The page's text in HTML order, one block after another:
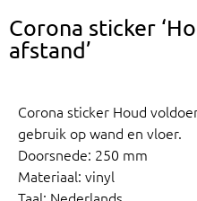
Corona sticker
afstand’
Corona sticker Houd
gebruik op wand en vloer.
Doorsnede: 250 mm
Materiaal: vinyl